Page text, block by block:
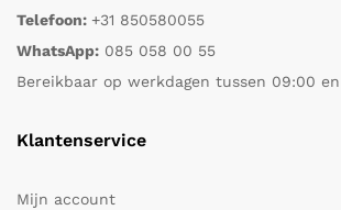
Telefoon: +31 850580055
WhatsApp: 085 058 00 55
Bereikbaar op werkdagen tussen 09:00
Klantenservice
Mijn account